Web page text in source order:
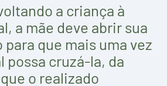
a criança à
a mãe deve abrir sua
que mais uma vez
possa cruzá-la, da
o realizado